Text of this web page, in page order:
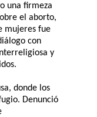
una firmeza
el aborto,
mujeres fue
con
y
donde los
Denunció